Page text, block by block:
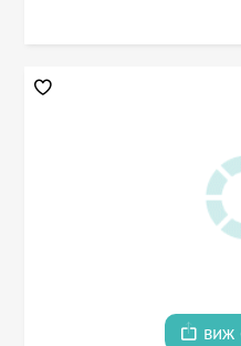
виж